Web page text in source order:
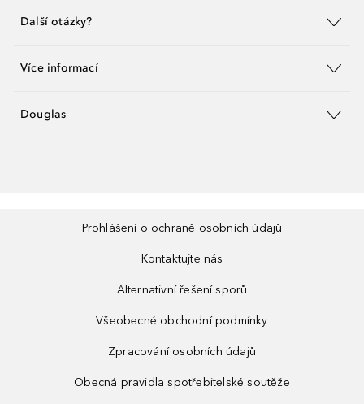
Další otázky?
Více informací
Douglas
Prohlášení o ochraně osobních údajů
Kontaktujte nás
Alternativní řešení sporů
Všeobecné obchodní podmínky
Zpracování osobních údajů
Obecná pravidla spotřebitelské soutěže